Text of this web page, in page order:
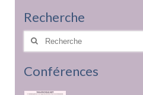
Recherche
Rechercher
Conférences